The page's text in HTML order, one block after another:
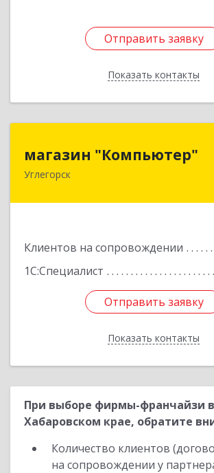
Отправить заявку
Показать контакты
Отправить заявку
Назад
магазин "Компьютер"
Углегорск
Клиентов на сопровождении
1С:Специалист
Отправить заявку
Показать контакты
694920, Сахалинская обл,
Отправить заявку
Назад
При выборе фирмы-франчайзи в
Хабаровском крае, обратите
Количество клиентов
на сопровождении у